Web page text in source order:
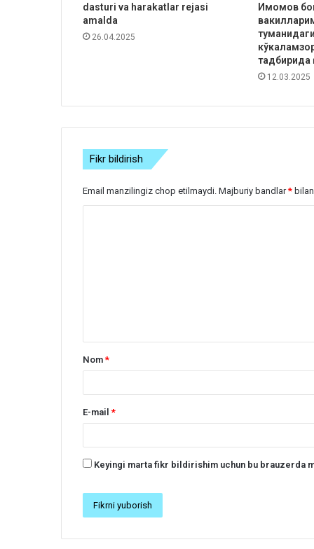
dasturi va harakatlar rejasi
amalda
26.04.2025
Имомов
тадбирида
12.03.2025
Fikr bildirish
Email manzilingiz chop etilmaydi. Majburiy bandlar*
Nom*
E-mail*
Keyingi marta fikr bildirishim uchun bu brauzerda